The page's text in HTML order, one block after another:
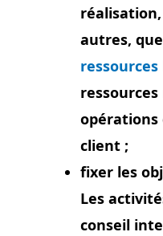
autres,
opérations
client ;
fixer les
Les
conseil